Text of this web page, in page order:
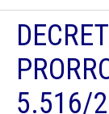
5.516/